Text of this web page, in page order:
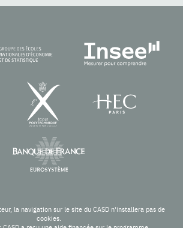
la navigation sur le site du CASD n'installera pas de
cookies.